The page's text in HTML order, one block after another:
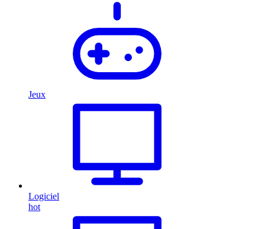
Jeux
Logiciel
hot